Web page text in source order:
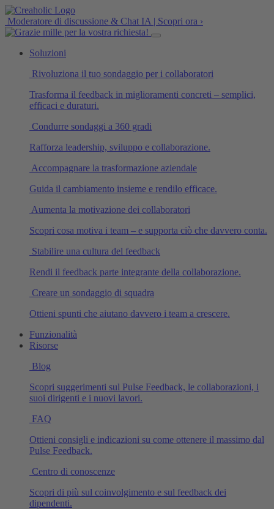
Moderatore di discussione & Chat IA | Scopri ora ›
Soluzioni
Rivoluziona il tuo sondaggio per i collaboratori
Trasforma il feedback in miglioramenti concreti – semplici,
efficaci e duraturi.
Condurre sondaggi a 360 gradi
Rafforza leadership, sviluppo e collaborazione.
Accompagnare la trasformazione aziendale
Guida il cambiamento insieme e rendilo efficace.
Aumenta la motivazione dei collaboratori
Scopri cosa motiva i team – e supporta ciò che davvero conta.
Stabilire una cultura del feedback
Rendi il feedback parte integrante della collaborazione.
Creare un sondaggio di squadra
Ottieni spunti che aiutano davvero i team a crescere.
Funzionalità
Risorse
Blog
Scopri suggerimenti sul Pulse Feedback, le collaborazioni, i
suoi dirigenti e i nuovi lavori.
FAQ
Ottieni consigli e indicazioni su come ottenere il massimo dal
Pulse Feedback.
Centro di conoscenze
Scopri di più sul coinvolgimento e sul feedback dei
dipendenti.